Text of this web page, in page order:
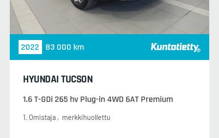
2022 83 000 km
HYUNDAI TUCSON
1.6 T-GDi 265 hv Plug-in 4WD 6AT Premium
1. Omistaja merkkihuollettu